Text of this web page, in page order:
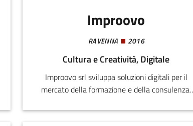
Improovo
RAVENNA 2016
Cultura e Creatività, Digitale
Improovo srl sviluppa soluzioni digitali per il
mercato della formazione e della consulenza,
ed offerta di questi servizi ad aziende e privati.